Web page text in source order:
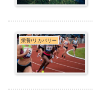
栄養/リカバリー